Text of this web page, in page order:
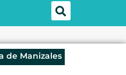
de Manizales